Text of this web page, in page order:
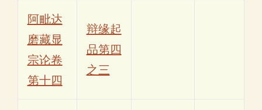
阿毗达
磨藏显
宗论卷
第十四
辩缘起
品第四
之三